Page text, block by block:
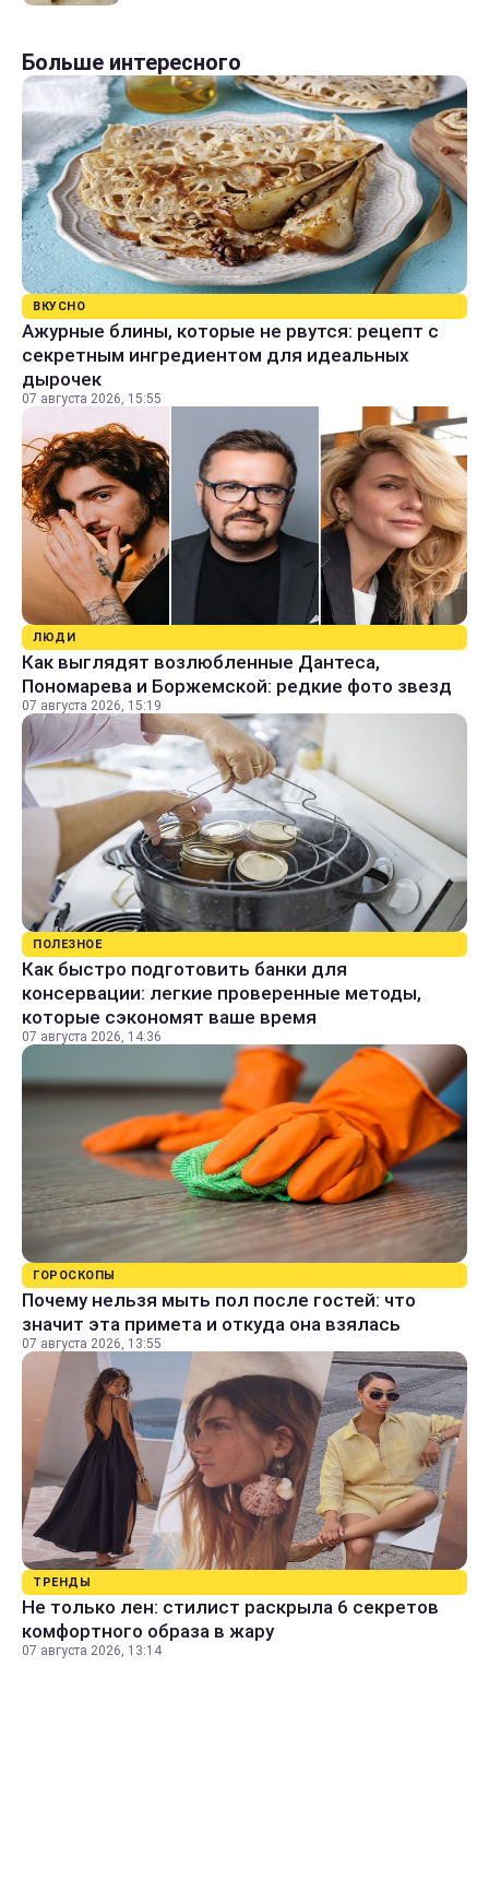
Больше интересного
ВКУСНО
Ажурные блины, которые не рвутся: рецепт с
секретным ингредиентом для идеальных
дырочек
07 августа 2026, 15:55
ЛЮДИ
Как выглядят возлюбленные Дантеса,
Пономарева и Боржемской: редкие фото звезд
07 августа 2026, 15:19
ПОЛЕЗНОЕ
Как быстро подготовить банки для
консервации: легкие проверенные методы,
которые сэкономят ваше время
07 августа 2026, 14:36
ГОРОСКОПЫ
Почему нельзя мыть пол после гостей: что
значит эта примета и откуда она взялась
07 августа 2026, 13:55
ТРЕНДЫ
Не только лен: стилист раскрыла 6 секретов
комфортного образа в жару
07 августа 2026, 13:14